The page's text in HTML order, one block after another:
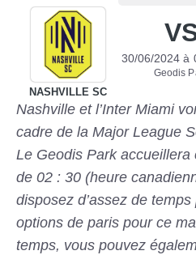
NASHVILLE SC
30/06/2024 à
Geodis
Nashville et l’Inter Miami
cadre de la Major League
Le Geodis Park
de 02 : 30 (heure
disposez d’assez de
options de paris pour ce
temps, vous pouvez